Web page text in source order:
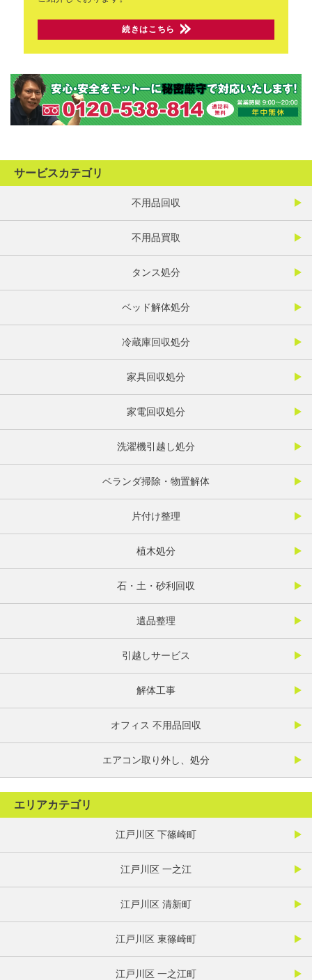
続きはこちら
サービスカテゴリ
不用品回収
不用品買取
タンス処分
ベッド解体処分
冷蔵庫回収処分
家具回収処分
家電回収処分
洗濯機引越し処分
ベランダ掃除・物置解体
片付け整理
植木処分
石・土・砂利回収
遺品整理
引越しサービス
解体工事
オフィス 不用品回収
エアコン取り外し、処分
エリアカテゴリ
江戸川区 下篠崎町
江戸川区 一之江
江戸川区 清新町
江戸川区 東篠崎町
江戸川区 一之江町